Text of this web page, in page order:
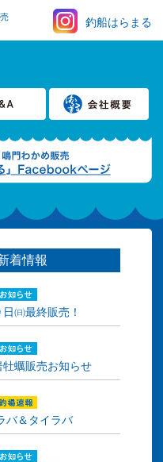
釣船はらまる
着情報
㈰最終販売！
蠣販売お知らせ
バ＆タイラバ